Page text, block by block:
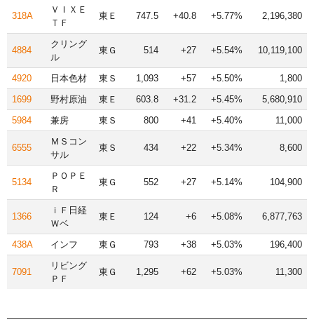
318A
ＶＩＸＥ
ＴＦ
東Ｅ 747.5 +40.8 +5.77% 2,196,380
4884
クリング
ル
東Ｇ 514 +27 +5.54% 10,119,100
4920 日本色材 東Ｓ 1,093 +57 +5.50%
1,800
1699
野村原油 東Ｅ 603.8 +31.2 +5.45%
5,680,910
5984
兼房 東Ｓ 800 +41 +5.40% 11,000
6555
ＭＳコン
サル
東Ｓ 434 +22 +5.34% 8,600
5134
ＰＯＰＥ
Ｒ
東Ｇ 552 +27 +5.14% 104,900
1366
ｉＦ日経
Ｗベ
東Ｅ 124 +6 +5.08% 6,877,763
438A インフ 東Ｇ 793 +38 +5.03% 196,400
7091
リビング
ＰＦ
東Ｇ 1,295 +62 +5.03% 11,300